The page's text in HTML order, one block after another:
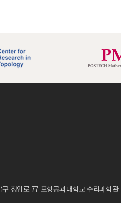
청암로 77 포항공과대학교 수리과학